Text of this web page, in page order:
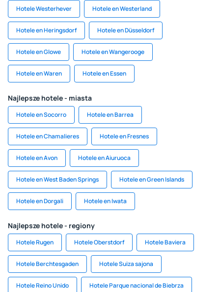
Hotele Westerhever Hotele en Westerland
Hotele en Heringsdorf Hotele en Düsseldorf
Hotele en Glowe Hotele en Wangerooge
Hotele en Waren Hotele en Essen
Najlepsze hotele - miasta
Hotele en Socorro Hotele en Barrea
Hotele en Chamalieres Hotele en Fresnes
Hotele en Avon Hotele en Aiuruoca
Hotele en West Baden Springs Hotele en Green Islands
Hotele en Dorgali Hotele en Iwata
Najlepsze hotele - regiony
Hotele Rugen Hotele Oberstdorf Hotele Baviera
Hotele Berchtesgaden Hotele Suiza sajona
Hotele Reino Unido Hotele Parque nacional de Biebrza